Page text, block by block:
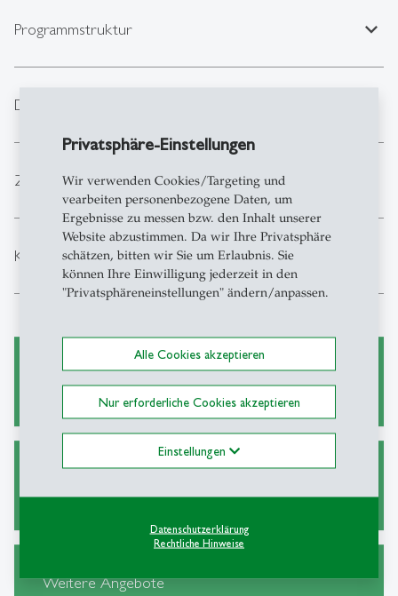
Privatsphäre-Einstellungen
Wir verwenden Cookies/Targeting und
vearbeiten personenbezogene Daten, um
Ergebnisse zu messen bzw. den Inhalt unserer
Website abzustimmen. Da wir Ihre Privatsphäre
schätzen, bitten wir Sie um Erlaubnis. Sie
können Ihre Einwilligung jederzeit in den
"Privatsphäreneinstellungen" ändern/anpassen.
Alle Cookies akzeptieren
Nur erforderliche Cookies akzeptieren
Einstellungen
Datenschutzerklärung
Rechtliche Hinweise
Programmstruktur expand_less
Dozierende
Zielgruppe
Kosten
Broschüre
Weitere Angebote